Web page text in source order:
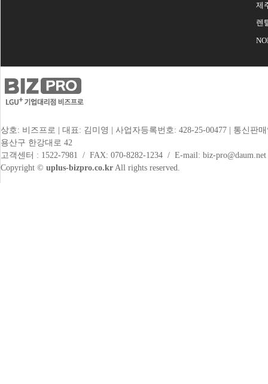
제
렌
상호: 비즈프로 | 대표: 김미영 | 사업자등록번호: 428-25-00477 | 통신판
용산구 한강대로 42
고객센터 : 1522-7981 / FAX: 070-8282-1234 / E-mail: biz-pro@daum.net
Copyright © uplus-bizpro.co.kr All rights reserved.